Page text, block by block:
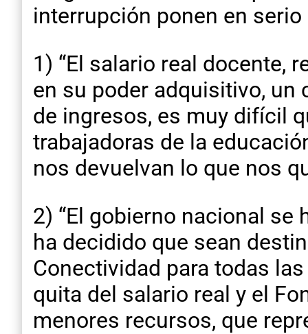
interrupción ponen en
1) “El salario real docente,
en su poder adquisitivo, un
de ingresos, es muy difícil
trabajadoras de la
nos devuelvan lo que nos
2) “El gobierno nacional
ha decidido que sean
Conectividad para todas
quita del salario real y el
menores recursos, que